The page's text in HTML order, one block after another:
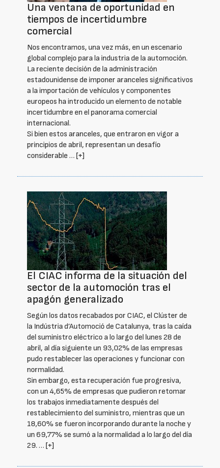
Una ventana de oportunidad en
tiempos de incertidumbre
comercial
Nos encontramos, una vez más, en un escenario
global complejo para la industria de la automoción.
La reciente decisión de la administración
estadounidense de imponer aranceles significativos
a la importación de vehículos y componentes
europeos ha introducido un elemento de notable
incertidumbre en el panorama comercial
internacional.
Si bien estos aranceles, que entraron en vigor a
principios de abril, representan un desafío
considerable … [+]
El CIAC informa de la situación del
sector de la automoción tras el
apagón generalizado
Según los datos recabados por CIAC, el Clúster de
la Indústria d’Automoció de Catalunya, tras la caída
del suministro eléctrico a lo largo del lunes 28 de
abril, al día siguiente un 93,02% de las empresas
pudo restablecer las operaciones y funcionar con
normalidad.
Sin embargo, esta recuperación fue progresiva,
con un 4,65% de empresas que pudieron retomar
los trabajos inmediatamente después del
restablecimiento del suministro, mientras que un
18,60% se fueron incorporando durante la noche y
un 69,77% se sumó a la normalidad a lo largo del día
29. … [+]